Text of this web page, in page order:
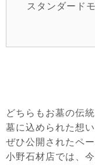
スタンダード
どちらもお墓の伝
墓に込められた想
ぜひ公開されたペ
小野石材店では、